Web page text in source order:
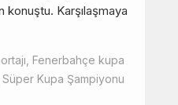
konuştu. Karşılaşmaya
Fenerbahçe kupa
Süper Kupa Şampiyonu